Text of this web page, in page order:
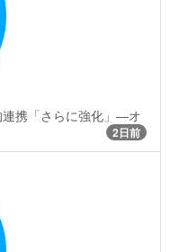
携「さらに強化」―オ
2日前